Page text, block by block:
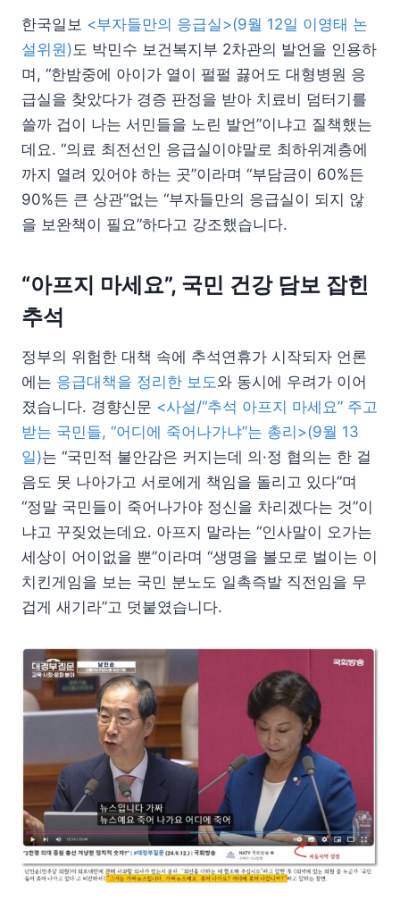
한국일보 <부자들만의 응급실>(9월 12일 이영태 논
설위원) 도 박민수 보건복지부 2차관의 발언을 인용하
며, “한밤중에 아이가 열이 펄펄 끓어도 대형병원 응
급실을 찾았다가 경증 판정을 받아 치료비 덤터기를
쓸까 겁이 나는 서민들을 노린 발언”이냐고 질책했는
데요. “의료 최전선인 응급실이야말로 최하위계층에
까지 열려 있어야 하는 곳”이라며 “부담금이 60%든
90%든 큰 상관”없는 “부자들만의 응급실이 되지 않
을 보완책이 필요”하다고 강조했습니다.
“아프지 마세요”, 국민 건강 담보 잡힌
추석
정부의 위험한 대책 속에 추석연휴가 시작되자 언론
에는 응급대책을 정리한 보도와 동시에 우려가 이어
졌습니다. 경향신문 <사설/“추석 아프지 마세요” 주고
받는 국민들, “어디에 죽어나가냐”는 총리>(9월 13
일)는 “국민적 불안감은 커지는데 의·정 협의는 한 걸
음도 못 나아가고 서로에게 책임을 돌리고 있다”며
“정말 국민들이 죽어나가야 정신을 차리겠다는 것”이
냐고 꾸짖었는데요. 아프지 말라는 “인사말이 오가는
세상이 어이없을 뿐”이라며 “생명을 볼모로 벌이는 이
치킨게임을 보는 국민 분노도 일촉즉발 직전임을 무
겁게 새기라”고 덧붙였습니다.